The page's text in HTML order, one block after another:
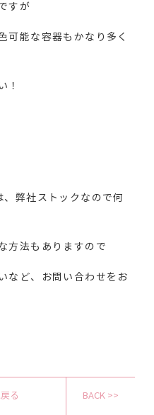
すが
可能な容器もかなり多く
！
弊社ストックなので何
方法もありますので
など、お問い合わせをお
る BACK >>